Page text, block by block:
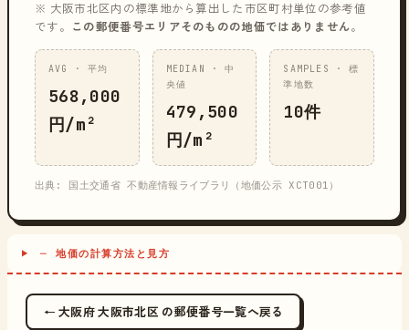
※ 大阪市北区内の標準地から算出した市区町村単位の参考値
です。
この郵便番号エリアそのものの地価ではありません。
AVG · 平均
568,000
円/m²
MEDIAN · 中
央値
479,500
円/m²
SAMPLES · 標
準地数
10件
出典: 国土交通省 不動産情報ライブラリ（地価公示 XCT001）
─ 地価の計算方法と見方
← 大阪府 大阪市北区 の郵便番号一覧へ戻る